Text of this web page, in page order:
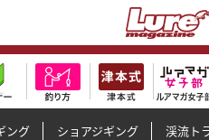
ング ショアジギング 渓流ト